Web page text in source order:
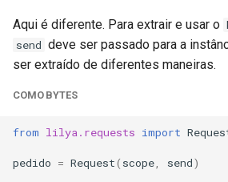
Aqui é diferente. Para extrair e usar o
send deve ser passado para a
ser extraído de diferentes maneiras.
COMO BYTES
from lilya.requests import
pedido = Request( scope send)